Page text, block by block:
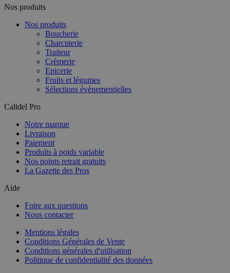
Nos produits
Nos produits
Boucherie
Charcuterie
Traiteur
Crèmerie
Epicerie
Fruits et légumes
Sélections évènementielles
Calidel Pro
Notre marque
Livraison
Paiement
Produits à poids variable
Nos points retrait gratuits
La Gazette des Pros
Aide
Foire aux questions
Nous contacter
Mentions légales
Conditions Générales de Vente
Conditions générales d'utilisation
Politique de confidentialité des données